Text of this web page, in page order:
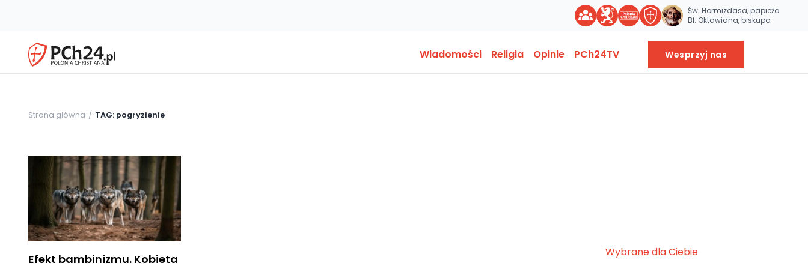
Św. Hormizdasa, papieża
Bł. Oktawiana, biskupa
Wiadomości Religia Opinie PCh24TV Wesprzyj nas
Strona główna TAG: pogryzienie
Efekt bambinizmu. Kobieta
Wybrane dla Ciebie